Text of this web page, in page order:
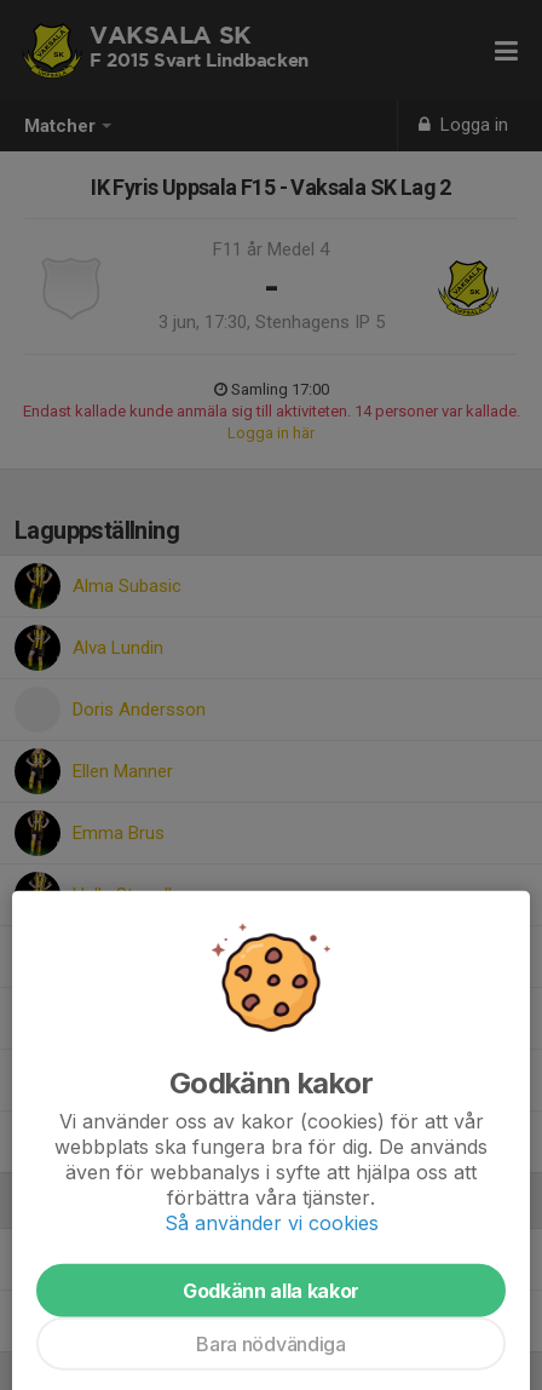
Matcher Logga in
VAKSALA SK
F 2015 Svart Lindbacken
IK Fyris Uppsala F15 - Vaksala SK Lag 2
F11 år Medel 4
-
3 jun, 17:30, Stenhagens IP 5
Samling 17:00
Endast kallade kunde anmäla sig till aktiviteten. 14 personer var kallade.
Logga in här
Laguppställning
Alma Subasic
Alva Lundin
Doris Andersson
Ellen Manner
Emma Brus
Helle Strandberg
Mila Enström
Norah Svedbro Hadj Abderrahman
Johanna ChristierninAssisterande tränare
Moalie GuthagenTränare
Godkänn kakor
Vi använder oss av kakor (cookies) för att vår
webbplats ska fungera bra för dig. De används
även för webbanalys i syfte att hjälpa oss att
förbättra våra tjänster.
Så använder vi cookies
Godkänn alla kakor
Bara nödvändiga